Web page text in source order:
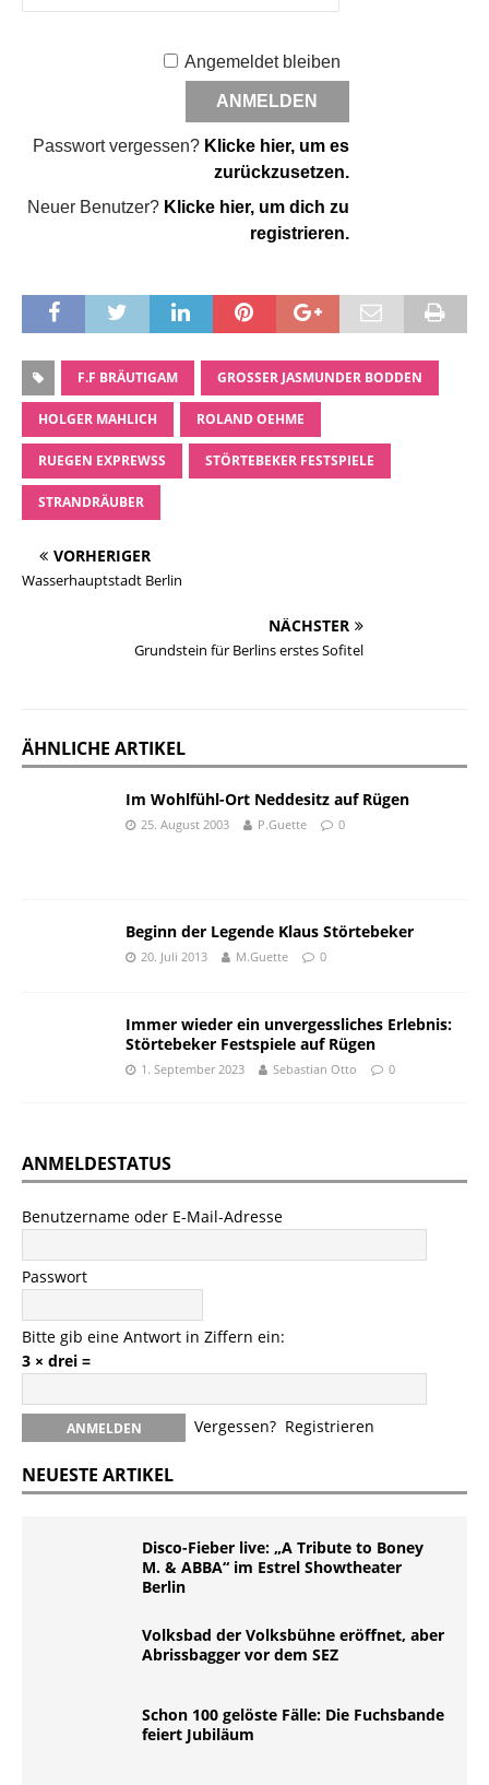
Angemeldet bleiben
Passwort vergessen? Klicke hier, um es
zurückzusetzen.
Neuer Benutzer? Klicke hier, um dich zu
registrieren.
F.F BRÄUTIGAM GROSSER JASMUNDER BODDEN
HOLGER MAHLICH ROLAND OEHME
RUEGEN EXPREWSS STÖRTEBEKER FESTSPIELE
STRANDRÄUBER
VORHERIGER
Wasserhauptstadt Berlin
NÄCHSTER
Grundstein für Berlins erstes Sofitel
ÄHNLICHE ARTIKEL
Im Wohlfühl-Ort Neddesitz auf Rügen
25. August 2003 P.Guette 0
Beginn der Legende Klaus Störtebeker
20. Juli 2013 M.Guette 0
Immer wieder ein unvergessliches Erlebnis:
Störtebeker Festspiele auf Rügen
1. September 2023 Sebastian Otto 0
ANMELDESTATUS
Benutzername oder E-Mail-Adresse
Passwort
Bitte gib eine Antwort in Ziffern ein:
3 × drei =
Vergessen? Registrieren
NEUESTE ARTIKEL
Disco-Fieber live: „A Tribute to Boney
M. & ABBA“ im Estrel Showtheater
Berlin
Volksbad der Volksbühne eröffnet, aber
Abrissbagger vor dem SEZ
Schon 100 gelöste Fälle: Die Fuchsbande
feiert Jubiläum